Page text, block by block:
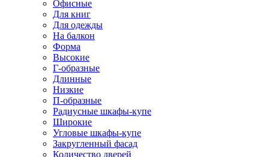
Офисные
Для книг
Для одежды
На балкон
Форма
Высокие
Г-образные
Длинные
Низкие
П-образные
Радиусные шкафы-купе
Широкие
Угловые шкафы-купе
Закругленный фасад
Количество дверей